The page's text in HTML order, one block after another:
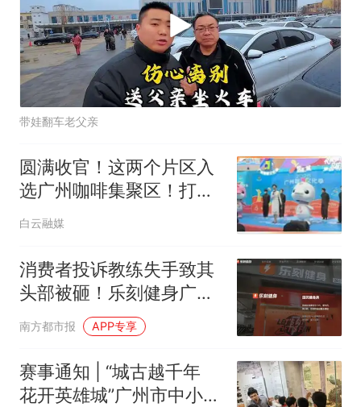
带娃翻车老父亲
圆满收官！这两个片区入
选广州咖啡集聚区！打卡
攻略→
白云融媒
消费者投诉教练失手致其
头部被砸！乐刻健身广州
涉事门店回应
南方都市报 APP专享
赛事通知 | “城古越千年
花开英雄城”广州市中小学